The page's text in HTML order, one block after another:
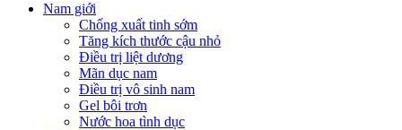
Nam giới
Chống xuất tinh sớm
Tăng kích thước cậu nhỏ
Điều trị liệt dương
Mãn dục nam
Điều trị vô sinh nam
Gel bôi trơn
Nước hoa tình dục